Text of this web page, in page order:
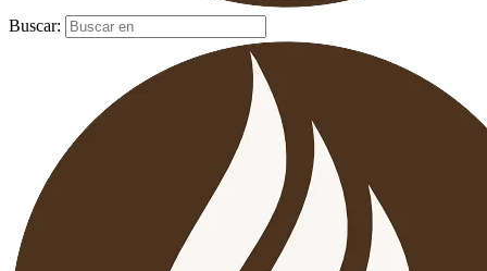
Buscar: